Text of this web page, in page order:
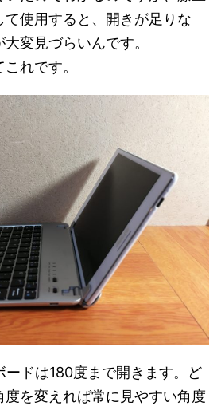
使用すると、開きが足りな
変見づらいんです。
れです。
ドは180度まで開きます。ど
度を変えれば常に見やすい角度